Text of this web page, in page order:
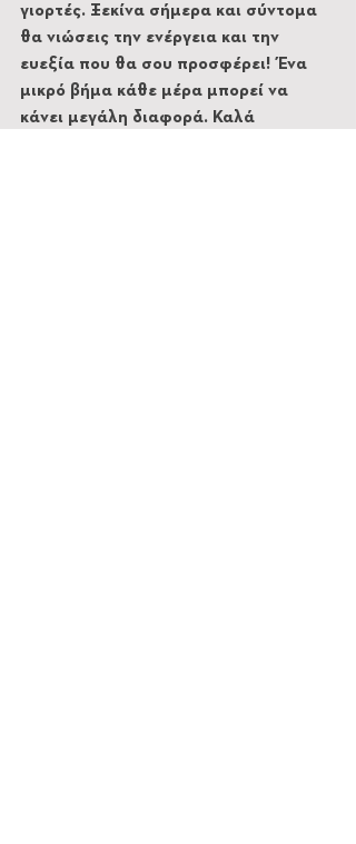
γιορτές. Ξεκίνα σήμερα και σύντομα
θα νιώσεις την ενέργεια και την
ευεξία που θα σου προσφέρει! Ένα
μικρό βήμα κάθε μέρα μπορεί να
κάνει μεγάλη διαφορά. Καλά